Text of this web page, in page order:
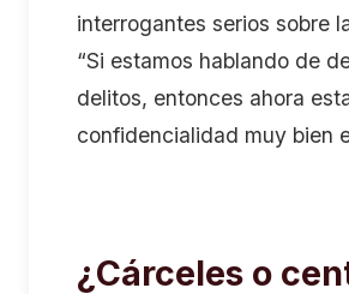
interrogantes serios sobre
“Si estamos hablando de
delitos, entonces ahora
confidencialidad muy bien
¿Cárceles o